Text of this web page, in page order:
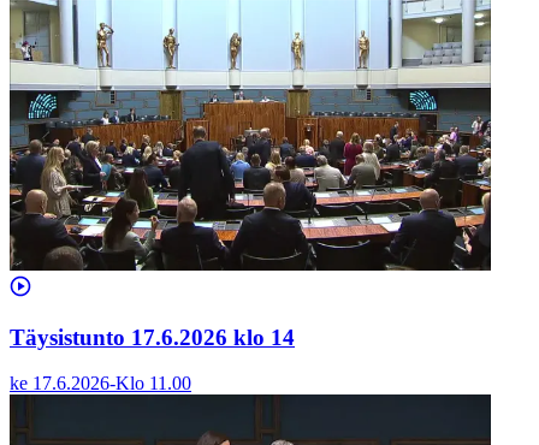
Täysistunto 17.6.2026 klo 14
ke 17.6.2026-Klo 11.00